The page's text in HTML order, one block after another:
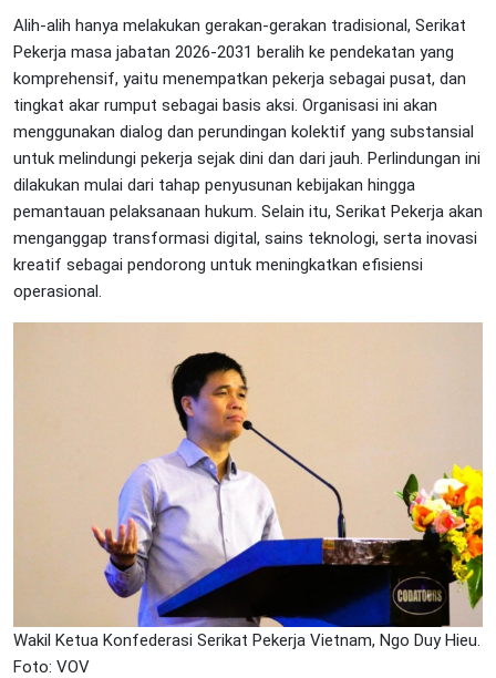
Alih-alih hanya melakukan gerakan-gerakan tradisional, Serikat
Pekerja masa jabatan 2026-2031 beralih ke pendekatan yang
komprehensif, yaitu menempatkan pekerja sebagai pusat, dan
tingkat akar rumput sebagai basis aksi. Organisasi ini akan
menggunakan dialog dan perundingan kolektif yang substansial
untuk melindungi pekerja sejak dini dan dari jauh. Perlindungan ini
dilakukan mulai dari tahap penyusunan kebijakan hingga
pemantauan pelaksanaan hukum. Selain itu, Serikat Pekerja akan
menganggap transformasi digital, sains teknologi, serta inovasi
kreatif sebagai pendorong untuk meningkatkan efisiensi
operasional.
Wakil Ketua Konfederasi Serikat Pekerja Vietnam, Ngo Duy Hieu.
Foto: VOV